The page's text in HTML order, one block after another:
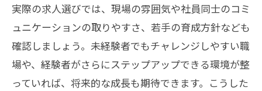
実際の求人選びでは、現場の雰囲気や社員同士のコミ
ュニケーションの取りやすさ、若手の育成方針なども
確認しましょう。未経験者でもチャレンジしやすい職
場や、経験者がさらにステップアップできる環境が整
っていれば、将来的な成長も期待できます。こうした